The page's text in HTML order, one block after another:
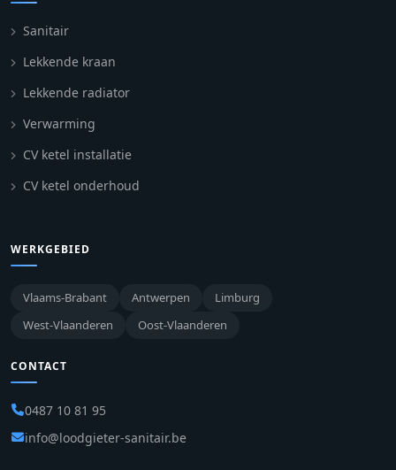
Sanitair
Lekkende kraan
Lekkende radiator
Verwarming
CV ketel installatie
CV ketel onderhoud
WERKGEBIED
Vlaams-Brabant Antwerpen
Limburg
West-Vlaanderen
Oost-Vlaanderen
CONTACT
0487 10 81 95
info@loodgieter-sanitair.be